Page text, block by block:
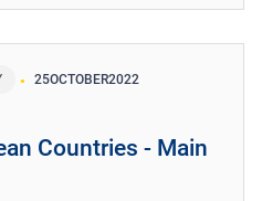
25OCTOBER2022
Countries - Main